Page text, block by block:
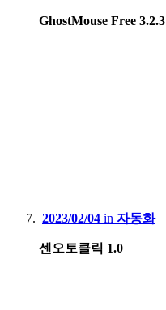
GhostMouse Free 3.2.3
2023/02/04 in 자동화
센오토클릭 1.0